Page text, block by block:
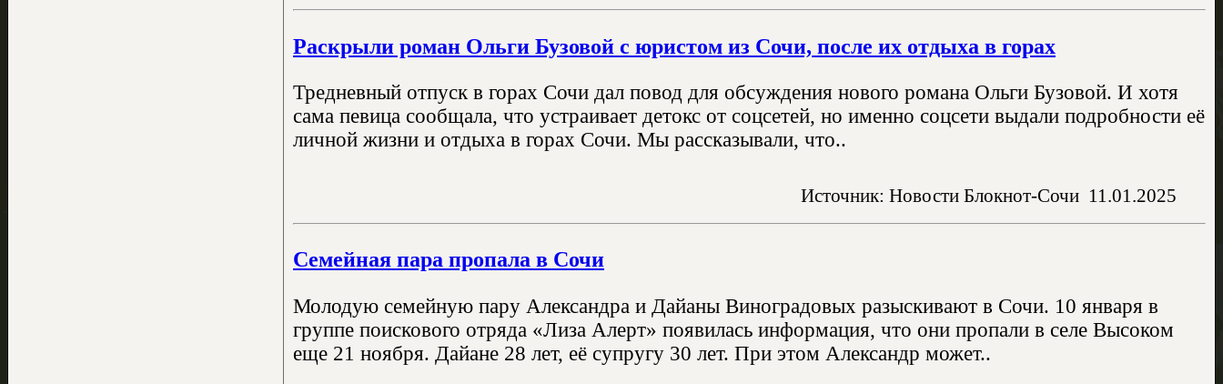
Раскрыли роман Ольги Бузовой с юристом из Сочи, после их отдыха в горах
Тредневный отпуск в горах Сочи дал повод для обсуждения нового романа Ольги Бузовой. И хотя
сама певица сообщала, что устраивает детокс от соцсетей, но именно соцсети выдали подробности её
личной жизни и отдыха в горах Сочи. Мы рассказывали, что..
Источник: Новости Блокнот-Сочи 11.01.2025
Семейная пара пропала в Сочи
Молодую семейную пару Александра и Дайаны Виноградовых разыскивают в Сочи. 10 января в
группе поискового отряда «Лиза Алерт» появилась информация, что они пропали в селе Высоком
еще 21 ноября. Дайане 28 лет, её супругу 30 лет. При этом Александр может..